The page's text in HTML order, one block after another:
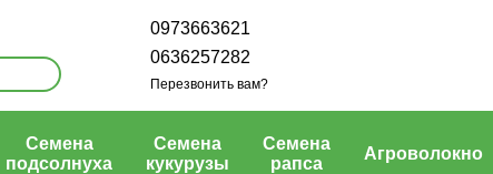
0973663621
0636257282
Перезвонить вам?
Семена
подсолнуха
Семена
кукурузы
Семена
рапса
Агроволокно